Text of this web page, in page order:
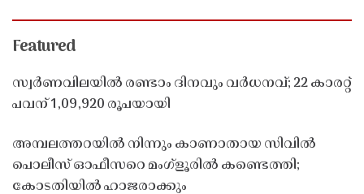
Featured
സ്വർണവിലയിൽ രണ്ടാം ദിനവും വർധനവ്; 22 കാരറ്റ്
പവന് 1,09,920 രൂപയായി
അമ്പലത്തറയിൽ നിന്നും കാണാതായ സിവിൽ
പൊലീസ് ഓഫീസറെ മംഗ്ളൂരിൽ കണ്ടെത്തി;
കോടതിയിൽ ഹാജരാക്കും